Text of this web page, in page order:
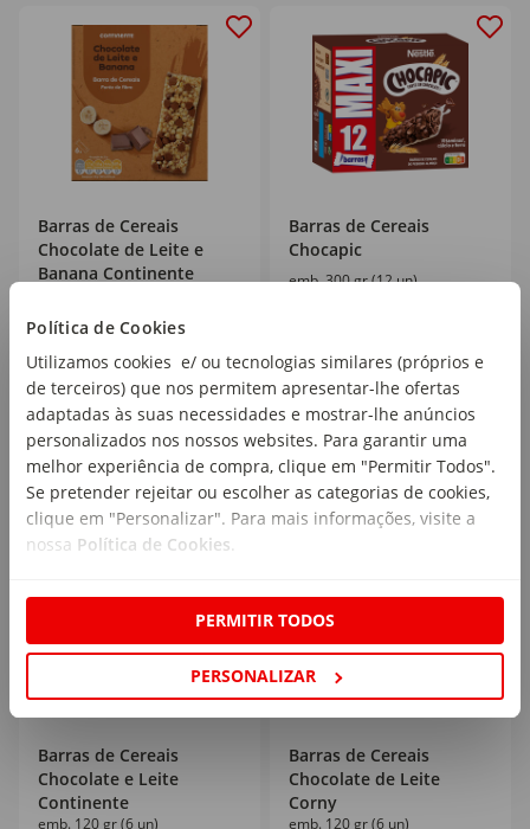
Política de Cookies
Utilizamos cookies e/ ou tecnologias similares (próprios e
de terceiros) que nos permitem apresentar-lhe ofertas
adaptadas às suas necessidades e mostrar-lhe anúncios
personalizados nos nossos websites. Para garantir uma
melhor experiência de compra, clique em "Permitir Todos".
Se pretender rejeitar ou escolher as categorias de cookies,
clique em "Personalizar". Para mais informações, visite a
nossa Política de Cookies.
PERMITIR TODOS
PERSONALIZAR
Barras de Cereais
Chocolate de Leite e
Banana Continente
1
11,92€/kg
Barras de Cereais
Chocapic
emb. 300 gr (12 un)
7
24,30€/kg
Barras de Cereais
Chocolate e Leite
Continente
emb. 120 gr (6 un)
Barras de Cereais
Chocolate de Leite
Corny
emb. 120 gr (6 un)